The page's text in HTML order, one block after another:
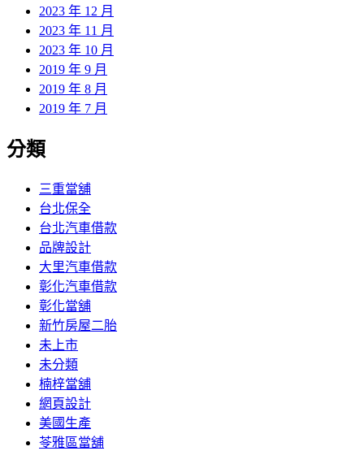
2023 年 12 月
2023 年 11 月
2023 年 10 月
2019 年 9 月
2019 年 8 月
2019 年 7 月
分類
三重當舖
台北保全
台北汽車借款
品牌設計
大里汽車借款
彰化汽車借款
彰化當舖
新竹房屋二胎
未上市
未分類
楠梓當舖
網頁設計
美國生產
苓雅區當舖